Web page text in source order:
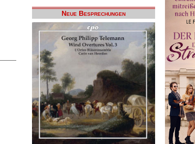
Neue Besprechungen